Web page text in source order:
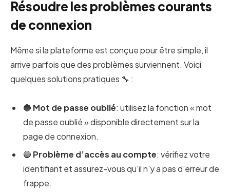
Résoudre les problèmes courants
de connexion
Même si la plateforme est conçue pour être simple, il
arrive parfois que des problèmes surviennent. Voici
quelques solutions pratiques 🔧 :
🔵 Mot de passe oublié: utilisez la fonction « mot
de passe oublié » disponible directement sur la
page de connexion.
🔵 Problème d’accès au compte: vérifiez votre
identifiant et assurez-vous qu’il n’y a pas d’erreur de
frappe.